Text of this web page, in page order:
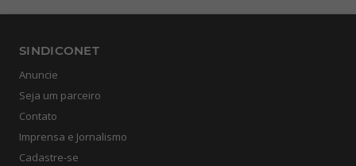
SINDICONET
Anuncie
Seja um parceiro
Contato
Imprensa e Jornalismo
Cadastre-se